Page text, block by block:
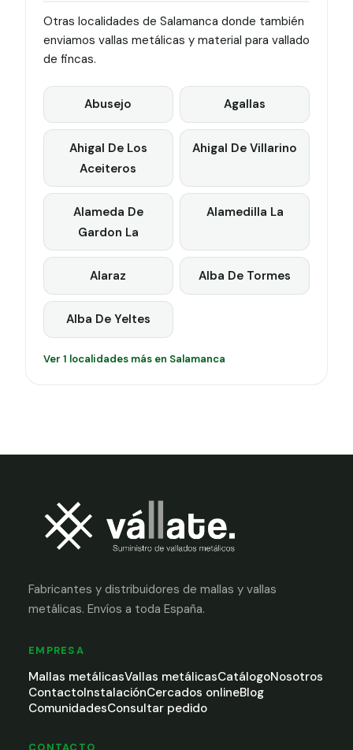
Otras localidades de Salamanca donde también
enviamos vallas metálicas y material para vallado
de fincas.
Abusejo Agallas
Ahigal De Los
Aceiteros
Ahigal De Villarino
Alameda De
Gardon La
Alamedilla La
Alaraz Alba De Tormes
Alba De Yeltes
Ver 1 localidades más en Salamanca
Fabricantes y distribuidores de mallas y vallas
metálicas. Envíos a toda España.
EMPRESA
Mallas metálicasVallas metálicasCatálogoNosotros
ContactoInstalaciónCercados onlineBlog
ComunidadesConsultar pedido